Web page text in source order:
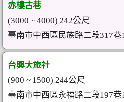
赤樓古巷
(3000 ~ 4000) 242公尺
臺南市中西區民族路二段317巷
台興大旅社
(900 ~ 1500) 244公尺
臺南市中西區永福路二段197巷